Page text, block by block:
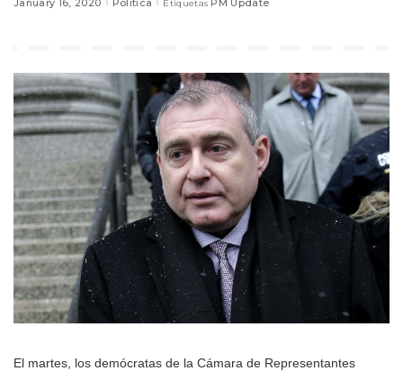
Etiquetas
El martes, los demócratas de la Cámara de Representantes